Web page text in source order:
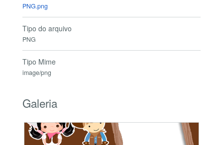
PNG.png
Tipo do arquivo
PNG
Tipo Mime
image/png
Galeria